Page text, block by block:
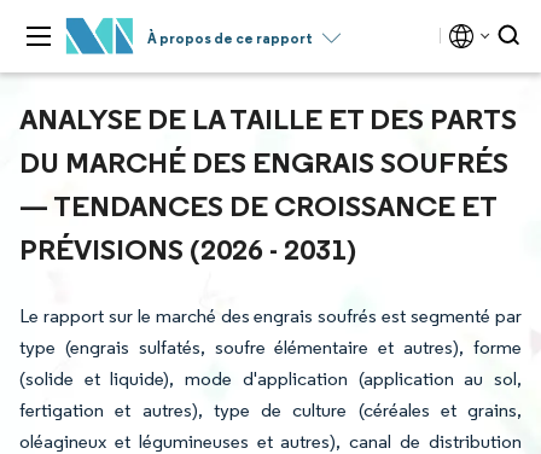
À propos de ce rapport
ANALYSE DE LA TAILLE ET DES PARTS
DU MARCHÉ DES ENGRAIS SOUFRÉS
— TENDANCES DE CROISSANCE ET
PRÉVISIONS (2026 - 2031)
Le rapport sur le marché des engrais soufrés est segmenté par
type (engrais sulfatés, soufre élémentaire et autres), forme
(solide et liquide), mode d'application (application au sol,
fertigation et autres), type de culture (céréales et grains,
oléagineux et légumineuses et autres), canal de distribution